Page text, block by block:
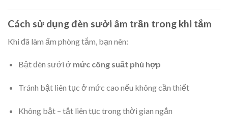
Cách sử dụng đèn sưởi âm trần trong khi tắm
Khi đã làm ấm phòng tắm, bạn nên:
Bật đèn sưởi ở mức công suất phù hợp
Tránh bật liên tục ở mức cao nếu không cần thiết
Không bật – tắt liên tục trong thời gian ngắn